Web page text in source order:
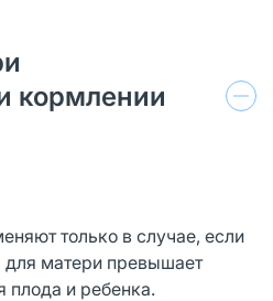
кормлении
только в случае, если
для матери превышает
плода и ребенка.